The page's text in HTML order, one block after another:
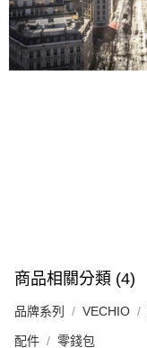
商品相關分類 (4)
品牌系列 VECHIO
配件 零錢包